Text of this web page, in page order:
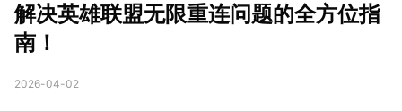
解决英雄联盟无限重连问题的全方位指
南！
2026-04-02